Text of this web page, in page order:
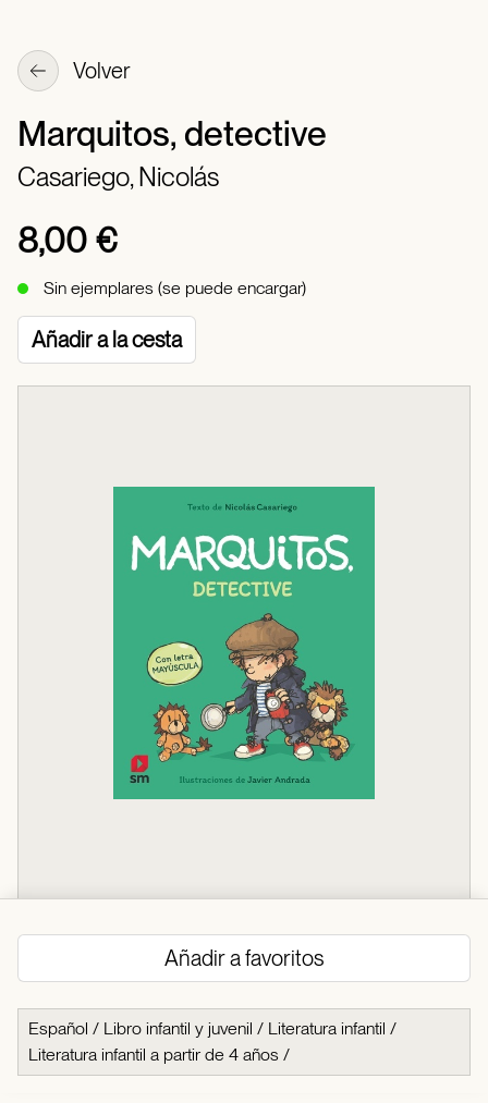
Volver
Marquitos, detective
Casariego, Nicolás
8,00 €
Sin ejemplares (se puede encargar)
Añadir a la cesta
Añadir a favoritos
Español / Libro infantil y juvenil / Literatura infantil /
Literatura infantil a partir de 4 años /